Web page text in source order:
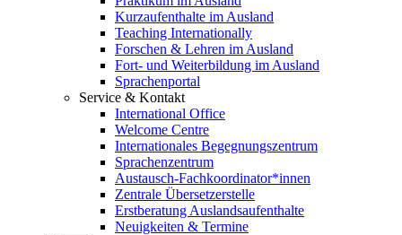
Kurzaufenthalte im Ausland
Teaching Internationally
Forschen & Lehren im Ausland
Fort- und Weiterbildung im Ausland
Sprachenportal
Service & Kontakt
International Office
Welcome Centre
Internationales Begegnungszentrum
Sprachenzentrum
Austausch-Fachkoordinator*innen
Zentrale Übersetzerstelle
Erstberatung Auslandsaufenthalte
Neuigkeiten & Termine